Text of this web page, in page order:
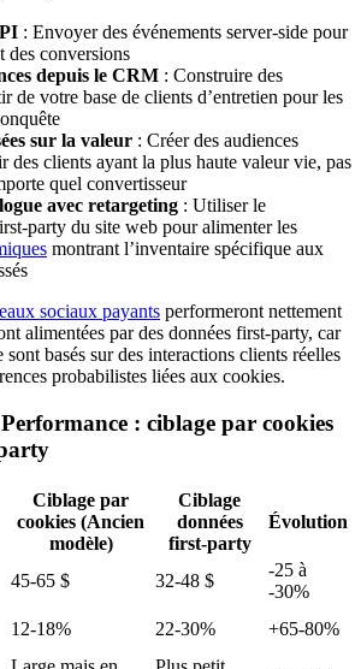
: Envoyer des événements server-side pour
des conversions
depuis le CRM : Construire des
de votre base de clients d’entretien pour les
sur la valeur : Créer des audiences
des clients ayant la plus haute valeur vie, pas
quel convertisseur
avec retargeting : Utiliser le
party du site web pour alimenter les
montrant l’inventaire spécifique aux
sociaux payants performeront nettement
alimentées par des données first-party, car
sont basés sur des interactions clients réelles
probabilistes liées aux cookies.
: ciblage par cookies
Ciblage par
cookies (Ancien
modèle)
Ciblage
données
first-party
Évolution
45-65 $ 32-48 $
-25 à
-30%
12-18% 22-30%
+65-80%